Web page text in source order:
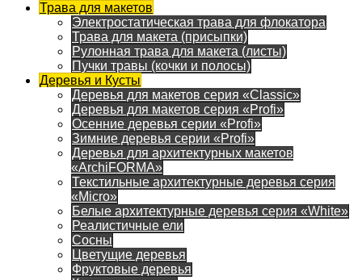
Трава для макетов
Электростатическая трава для флокатора
Трава для макета (присыпки)
Рулонная трава для макета (листы)
Пучки травы (кочки и полосы)
Деревья и Кусты
Деревья для макетов серия «Classic»
Деревья для макетов серия «Profi»
Осенние деревья серии «Profi»
Зимние деревья серии «Profi»
Деревья для архитектурных макетов
«ArchiFORMA»
Текстильные архитектурные деревья серия
«Micro»
Белые архитектурные деревья серия «White»
Реалистичные ели
Сосны
Цветущие деревья
Фруктовые деревья